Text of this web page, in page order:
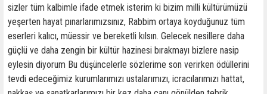
sizler tüm kalbimle ifade etmek isterim ki bizim milli kültürümüzü
yeşerten hayat pınarlarımızsınız, Rabbim ortaya koyduğunuz tüm
eserleri kalıcı, müessir ve bereketli kılsın. Gelecek nesillere daha
güçlü ve daha zengin bir kültür hazinesi bırakmayı bizlere nasip
eylesin diyorum Bu düşüncelerle sözlerime son verirken ödüllerini
tevdi edeceğimiz kurumlarımızı ustalarımızı, icracılarımızı hattat,